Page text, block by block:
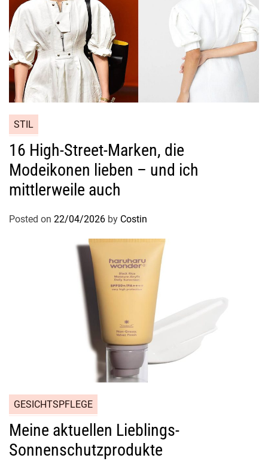
STIL
16 High-Street-Marken, die
Modeikonen lieben – und ich
mittlerweile auch
Posted on 22/04/2026 by Costin
GESICHTSPFLEGE
Meine aktuellen Lieblings-
Sonnenschutzprodukte